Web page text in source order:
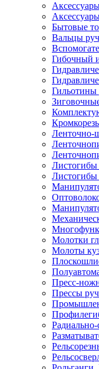
Бытовые
Вальцы
Гибочный
Гильотины
Ленточно-
Листогибы
Молотки
Молоты
Пресс-
Прессы